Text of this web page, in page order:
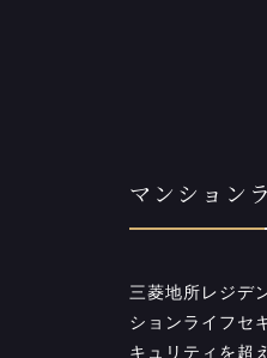
マンション
三菱地所レジデ
ションライフセ
キュリティを超